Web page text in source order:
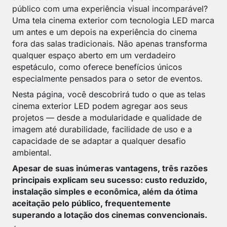
público com uma experiência visual incomparável?
Uma tela cinema exterior com tecnologia LED marca
um antes e um depois na experiência do cinema
fora das salas tradicionais. Não apenas transforma
qualquer espaço aberto em um verdadeiro
espetáculo, como oferece benefícios únicos
especialmente pensados para o setor de eventos.
Nesta página, você descobrirá tudo o que as telas
cinema exterior LED podem agregar aos seus
projetos — desde a modularidade e qualidade de
imagem até durabilidade, facilidade de uso e a
capacidade de se adaptar a qualquer desafio
ambiental.
Apesar de suas inúmeras vantagens, três razões
principais explicam seu sucesso: custo reduzido,
instalação simples e econômica, além da ótima
aceitação pelo público, frequentemente
superando a lotação dos cinemas convencionais.